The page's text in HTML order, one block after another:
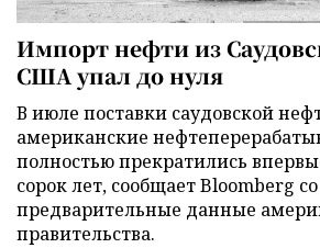
Импорт нефти из
США упал до нуля
В июле поставки саудовской
американские
полностью прекратились
сорок лет, сообщает Bloomberg
предварительные данные
правительства.